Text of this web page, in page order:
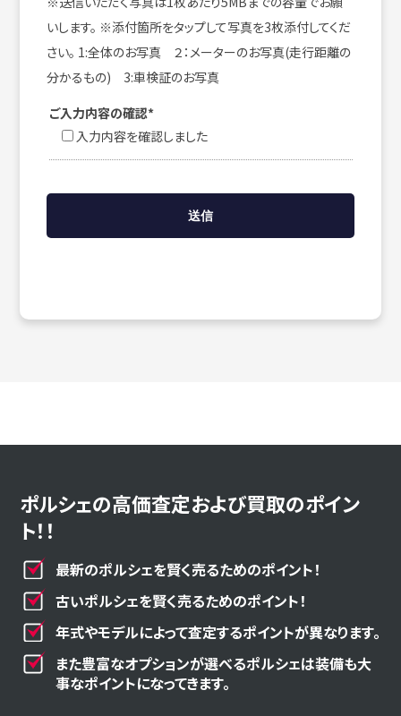
いします。 ※添付箇所をタップして写真を3枚添付してくだ
さい。 1:全体のお写真 ２：メーターのお写真(走行距離の
分かるもの) 3:車検証のお写真
ご入力内容の確認*
入力内容を確認しました
ポルシェの高価査定および買取のポイン
ト！！
最新のポルシェを賢く売るためのポイント！
古いポルシェを賢く売るためのポイント！
年式やモデルによって査定するポイントが異なります。
また豊富なオプションが選べるポルシェは装備も大
事なポイントになってきます。